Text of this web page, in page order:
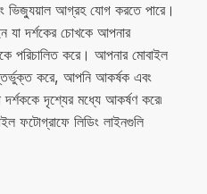
ভিজ্যুয়াল আগ্রহ যোগ করতে পারে।
যা দর্শকের চোখকে আপনার
পরিচালিত করে। আপনার মোবাইল
করে, আপনি আকর্ষক এবং
দর্শককে দৃশ্যের মধ্যে আকর্ষণ করে৷
ফটোগ্রাফে লিডিং লাইনগুলি